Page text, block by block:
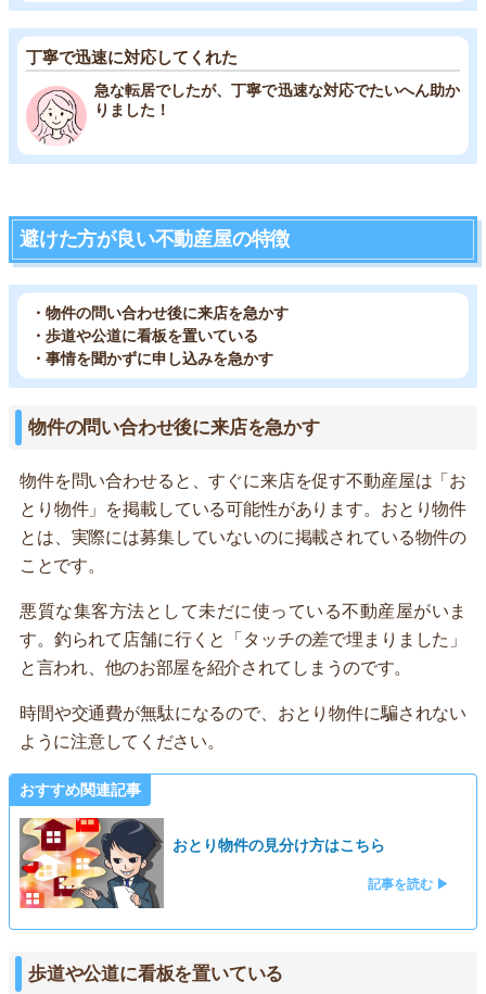
丁寧で迅速に対応してくれた
急な転居でしたが、丁寧で迅速な対応でたいへん助か
りました！
避けた方が良い不動産屋の特徴
・物件の問い合わせ後に来店を急かす
・歩道や公道に看板を置いている
・事情を聞かずに申し込みを急かす
物件の問い合わせ後に来店を急かす
物件を問い合わせると、すぐに来店を促す不動産屋は「お
とり物件」を掲載している可能性があります。おとり物件
とは、実際には募集していないのに掲載されている物件の
ことです。
悪質な集客方法として未だに使っている不動産屋がいま
す。釣られて店舗に行くと「タッチの差で埋まりました」
と言われ、他のお部屋を紹介されてしまうのです。
時間や交通費が無駄になるので、おとり物件に騙されない
ように注意してください。
おすすめ関連記事
おとり物件の見分け方はこちら
記事を読む ▶
歩道や公道に看板を置いている